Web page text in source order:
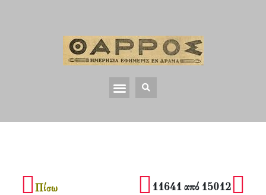
Πίσω 11641 από 15012